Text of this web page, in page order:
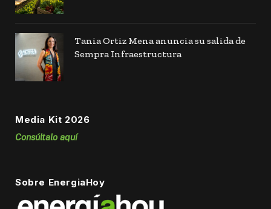
Tania Ortiz Mena anuncia su salida de
Sempra Infraestructura
Media Kit 2026
Consúltalo aquí
Sobre EnergiaHoy